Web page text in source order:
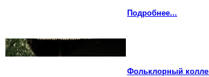
Подробнее...
Фольклорный